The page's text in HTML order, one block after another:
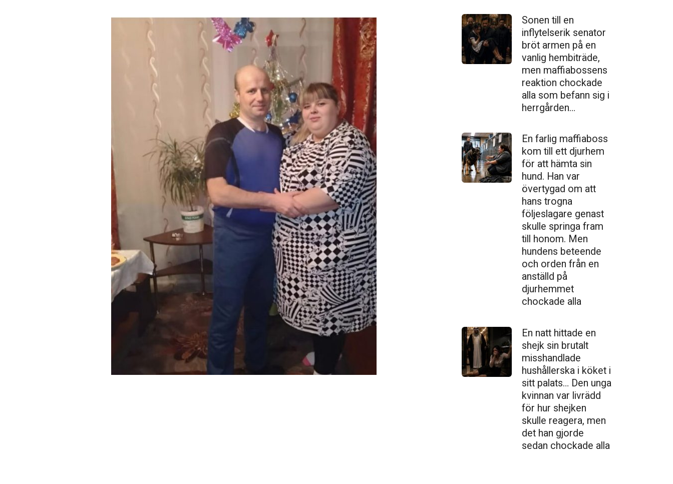
Sonen till en
inflytelserik senator
bröt armen på en
vanlig hembiträde,
men maffiabossens
reaktion chockade
alla som befann sig i
herrgården…
En farlig maffiaboss
kom till ett djurhem
för att hämta sin
hund. Han var
övertygad om att
hans trogna
följeslagare genast
skulle springa fram
till honom. Men
hundens beteende
och orden från en
anställd på
djurhemmet
chockade alla
En natt hittade en
shejk sin brutalt
misshandlade
hushållerska i köket i
sitt palats… Den unga
kvinnan var livrädd
för hur shejken
skulle reagera, men
det han gjorde
sedan chockade alla